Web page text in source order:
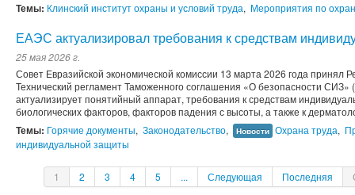
Темы: Клинский институт охраны и условий труда, Мероприятия по
ЕАЭС актуализировал требования к средствам
25 мая 2026 г.
Совет Евразийской экономической комиссии 13 марта 2026 года
Технический регламент Таможенного соглашения «О безопасности
актуализирует понятийный аппарат, требования к средствам
биологических факторов, факторов падения с высоты, а также к
Темы: Горячие документы, Законодательство, Новости Охрана труда,
индивидуальной защиты
1 2 3 4 5 ... Следующая Последняя